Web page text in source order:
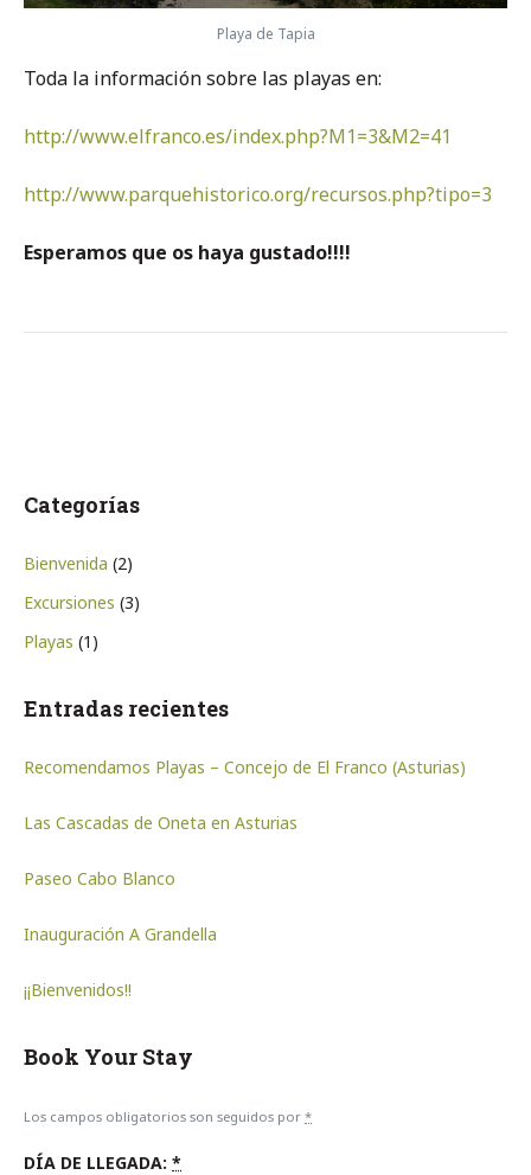
Playa de Tapia
Toda la información sobre las playas en:
http://www.elfranco.es/index.php?M1=3&M2=41
http://www.parquehistorico.org/recursos.php?tipo=3
Esperamos que os haya gustado!!!!
Categorías
Bienvenida (2)
Excursiones (3)
Playas (1)
Entradas recientes
Recomendamos Playas – Concejo de El Franco (Asturias)
Las Cascadas de Oneta en Asturias
Paseo Cabo Blanco
Inauguración A Grandella
¡¡Bienvenidos!!
Book Your Stay
Los campos obligatorios son seguidos por *
DÍA DE LLEGADA: *